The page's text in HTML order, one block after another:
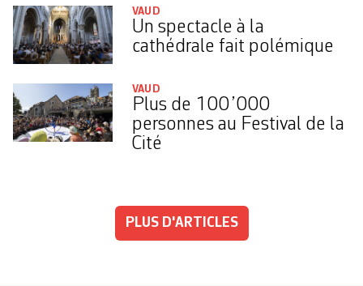
VAUD
Un spectacle à la
cathédrale fait polémique
VAUD
Plus de 100 ’000
personnes au Festival de la
Cité
PLUS D'ARTICLES